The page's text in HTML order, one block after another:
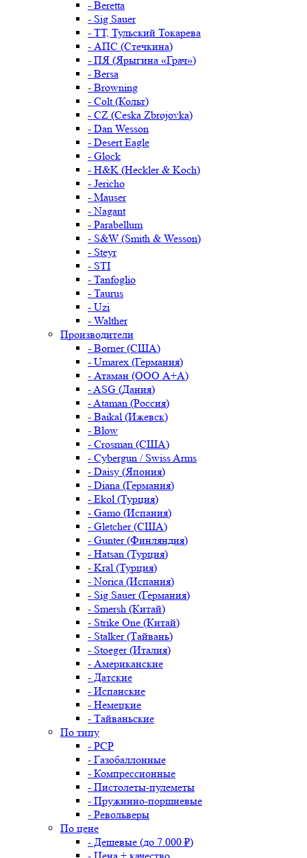
- Beretta
- Sig Sauer
- ТТ, Тульский Токарева
- АПС (Стечкина)
- ПЯ (Ярыгина «Грач»)
- Bersa
- Browning
- Colt (Кольт)
- CZ (Ceska Zbrojovka)
- Dan Wesson
- Desert Eagle
- Glock
- H&K (Heckler & Koch)
- Jericho
- Mauser
- Nagant
- Parabellum
- S&W (Smith & Wesson)
- Steyr
- STI
- Tanfoglio
- Taurus
- Uzi
- Walther
Производители
- Borner (США)
- Umarex (Германия)
- Атаман (ООО А+А)
- ASG (Дания)
- Ataman (Россия)
- Baikal (Ижевск)
- Blow
- Crosman (США)
- Cybergun / Swiss Arms
- Daisy (Япония)
- Diana (Германия)
- Ekol (Турция)
- Gamo (Испания)
- Gletcher (США)
- Gunter (Финляндия)
- Hatsan (Турция)
- Kral (Турция)
- Norica (Испания)
- Sig Sauer (Германия)
- Smersh (Китай)
- Strike One (Китай)
- Stalker (Тайвань)
- Stoeger (Италия)
- Американские
- Датские
- Испанские
- Немецкие
- Тайваньские
По типу
- PCP
- Газобаллонные
- Компрессионные
- Пистолеты-пулеметы
- Пружинно-поршневые
- Револьверы
По цене
- Дешевые (до 7.000 ₽)